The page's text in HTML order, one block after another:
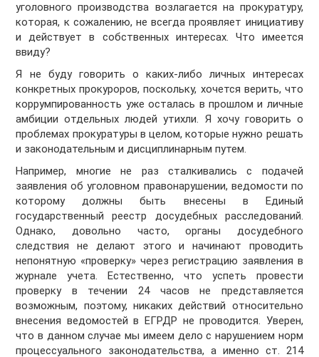
уголовного производства возлагается на прокуратуру,
которая, к сожалению, не всегда проявляет инициативу
и действует в собственных интересах. Что имеется
ввиду?
Я не буду говорить о каких-либо личных интересах
конкретных прокуроров, поскольку, хочется верить, что
коррумпированность уже осталась в прошлом и личные
амбиции отдельных людей утихли. Я хочу говорить о
проблемах прокуратуры в целом, которые нужно решать
и законодательным и дисциплинарным путем.
Например, многие не раз сталкивались с подачей
заявления об уголовном правонарушении, ведомости по
которому должны быть внесены в Единый
государственный реестр досудебных расследований.
Однако, довольно часто, органы досудебного
следствия не делают этого и начинают проводить
непонятную «проверку» через регистрацию заявления в
журнале учета. Естественно, что успеть провести
проверку в течении 24 часов не представляется
возможным, поэтому, никаких действий относительно
внесения ведомостей в ЕГРДР не проводится. Уверен,
что в данном случае мы имеем дело с нарушением норм
процессуального законодательства, а именно ст. 214